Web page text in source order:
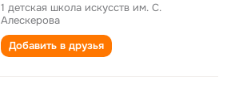
1 детская школа искусств им. С.
Алескерова
Добавить в друзья